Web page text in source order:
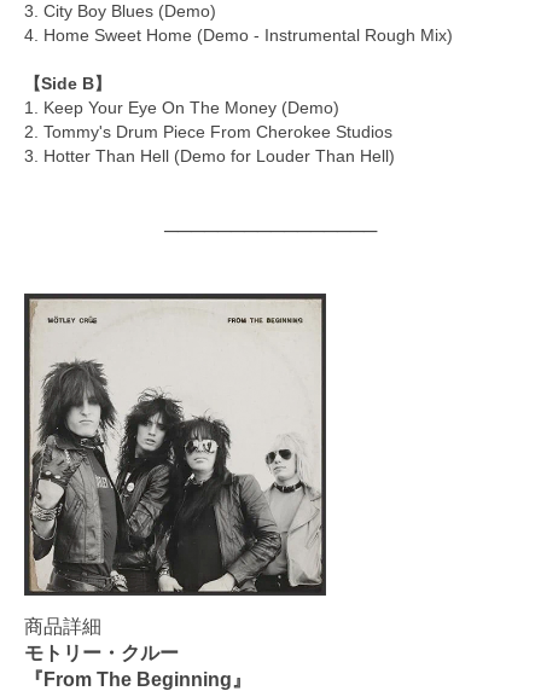
3. City Boy Blues (Demo)
4. Home Sweet Home (Demo - Instrumental Rough Mix)
【Side B】
1. Keep Your Eye On The Money (Demo)
2. Tommy's Drum Piece From Cherokee Studios
3. Hotter Than Hell (Demo for Louder Than Hell)
────────────────
商品詳細
モトリー・クルー
『From The Beginning』